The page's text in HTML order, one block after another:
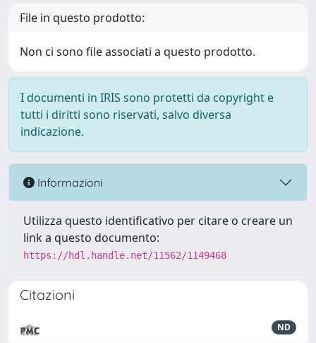
File in questo prodotto:
Non ci sono file associati a questo prodotto.
I documenti in IRIS sono protetti da copyright e
tutti i diritti sono riservati, salvo diversa
indicazione.
Informazioni
Utilizza questo identificativo per citare o creare un
link a questo documento:
https://hdl.handle.net/11562/1149468
Citazioni
ND